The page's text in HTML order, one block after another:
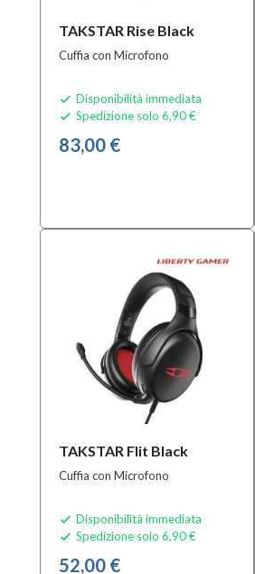
TAKSTAR Rise Black
Cuffia con Microfono
 Disponibilità immediata
 Spedizione solo 6,90 €
83,00 €
TAKSTAR Flit Black
Cuffia con Microfono
 Disponibilità immediata
 Spedizione solo 6,90 €
52,00 €